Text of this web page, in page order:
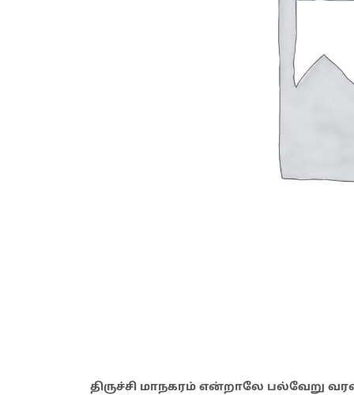
திருச்சி மாநகரம் என்றாலே பல்வேறு